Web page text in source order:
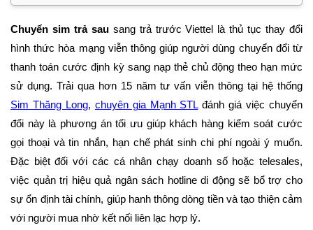
Chuyển sim trả sausang trả trước Viettel là thủ tục thay đổi
hình thức hòa mạng viễn thông giúp người dùng chuyển đổi từ
thanh toán cước định kỳ sang nạp thẻ chủ động theo hạn mức
sử dụng. Trải qua hơn 15 năm tư vấn viễn thông tại hệ thống
Sim Thăng Long, chuyên gia Mạnh STLđánh giá việc chuyển
đổi này là phương án tối ưu giúp khách hàng kiểm soát cước
gọi thoại và tin nhắn, hạn chế phát sinh chi phí ngoài ý muốn.
Đặc biệt đối với các cá nhân chạy doanh số hoặc telesales,
việc quản trị hiệu quả ngân sách hotline di động sẽ bổ trợ cho
sự ổn định tài chính, giúp hanh thông dòng tiền và tạo thiện cảm
với người mua nhờ kết nối liên lạc hợp lý.